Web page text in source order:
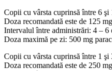
Copii cu vârsta cuprinsă între 6
Doza recomandată este de 125
Intervalul între administrări: 4 – 6
Doza maximă pe zi: 500 mg
Copii cu vârsta cuprinsă între 1
Doza recomandată este de 250